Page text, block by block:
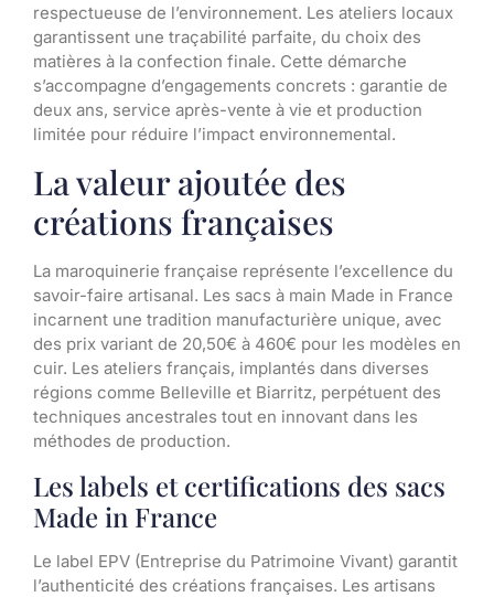
respectueuse de l’environnement. Les ateliers locaux
garantissent une traçabilité parfaite, du choix des
matières à la confection finale. Cette démarche
s’accompagne d’engagements concrets : garantie de
deux ans, service après-vente à vie et production
limitée pour réduire l’impact environnemental.
La valeur ajoutée des
créations françaises
La maroquinerie française représente l’excellence du
savoir-faire artisanal. Les sacs à main Made in France
incarnent une tradition manufacturière unique, avec
des prix variant de 20,50€ à 460€ pour les modèles en
cuir. Les ateliers français, implantés dans diverses
régions comme Belleville et Biarritz, perpétuent des
techniques ancestrales tout en innovant dans les
méthodes de production.
Les labels et certifications des sacs
Made in France
Le label EPV (Entreprise du Patrimoine Vivant) garantit
l’authenticité des créations françaises. Les artisans